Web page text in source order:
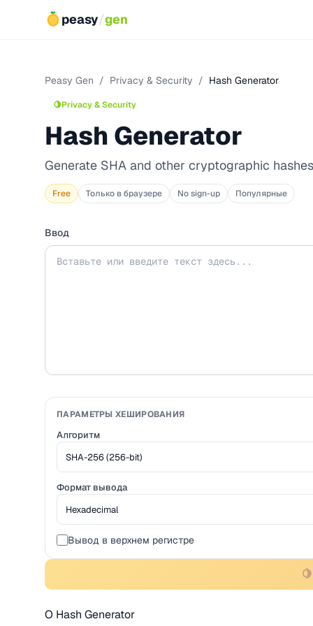
peasy/gen
Peasy Gen / Privacy & Security / Hash Generator
🍋Privacy & Security
Hash Generator
Generate SHA and other cryptographic hashes
Free Только в браузере No sign-up Популярные
Ввод
ПАРАМЕТРЫ ХЕШИРОВАНИЯ
Алгоритм
Формат вывода
Вывод в верхнем регистре
О Hash Generator